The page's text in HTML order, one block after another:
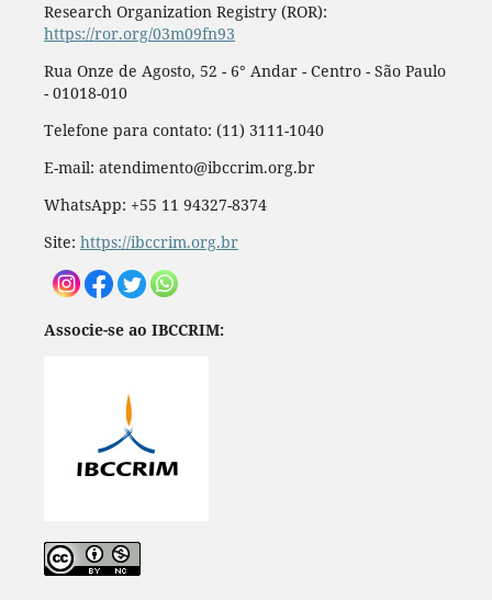
Research Organization Registry (ROR):
https://ror.org/03m09fn93
Rua Onze de Agosto, 52 - 6° Andar - Centro - São Paulo
- 01018-010
Telefone para contato: (11) 3111-1040
E-mail: atendimento@ibccrim.org.br
WhatsApp: +55 11 94327-8374
Site: https://ibccrim.org.br
Associe-se ao IBCCRIM: